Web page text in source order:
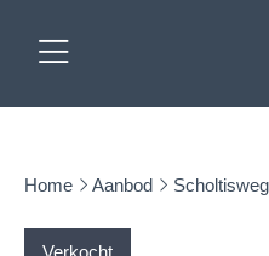
Home Aanbod
Verkocht